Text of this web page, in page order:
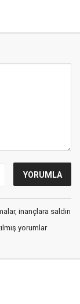
inançlara saldırı
yorumlar